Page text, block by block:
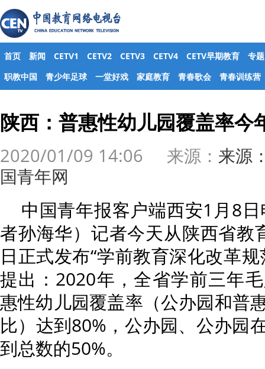
首页 新闻 CETV1 CETV2 CETV3 CETV4 CETV早期教育
专题
职教中国
青少年足球 一堂好戏 家庭教育 青春歌会 青春训练营
陕西：普惠性幼儿园覆盖率今
2020/01/09 14:06 来源： 来源
国青年网
中国青年报客户端西安1月8
者孙海华）记者今天从陕西省教
日正式发布“学前教育深化改革
提出：2020年，全省学前三年
惠性幼儿园覆盖率（公办园和普
比）达到80%，公办园、公办园
到总数的50%。